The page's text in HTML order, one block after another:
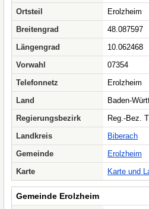
Ortsteil
Erolzheim
Breitengrad
48.087597
Längengrad
10.062468
Vorwahl
07354
Telefonnetz
Erolzheim
Land
Baden-
Regierungsbezirk
Reg.-Bez.
Landkreis
Biberach
Gemeinde
Erolzheim
Karte
Karte und
Gemeinde Erolzheim